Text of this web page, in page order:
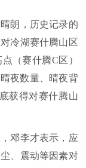
朗，历史记录的
冷湖赛什腾山区
（赛什腾C区）
夜数量、晴夜背
获得对赛什腾山
邓李才表示，应
、震动等因素对